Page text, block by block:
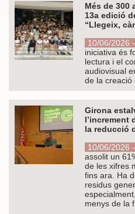
Més de 300
13a edició
“Llegeix,
10/06/2026
iniciativa és
lectura i el
audiovisual
de la creació
Girona
l’increment
la reducció
10/06/2026
assolit un
de les xifres
fins ara. Ha
residus
menys de la